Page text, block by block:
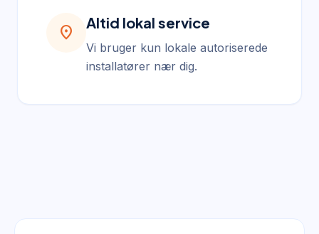
location_on
Altid lokal service
Vi bruger kun lokale autoriserede
installatører nær dig.